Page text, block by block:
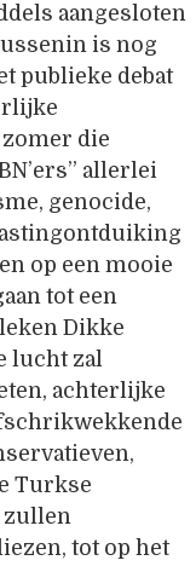
aangesloten
is nog
publieke debat
die
allerlei
genocide,
op een mooie
tot een
Dikke
lucht zal
achterlijke
Turkse
zullen
tot op het